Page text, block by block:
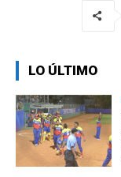
LO ÚLTIMO